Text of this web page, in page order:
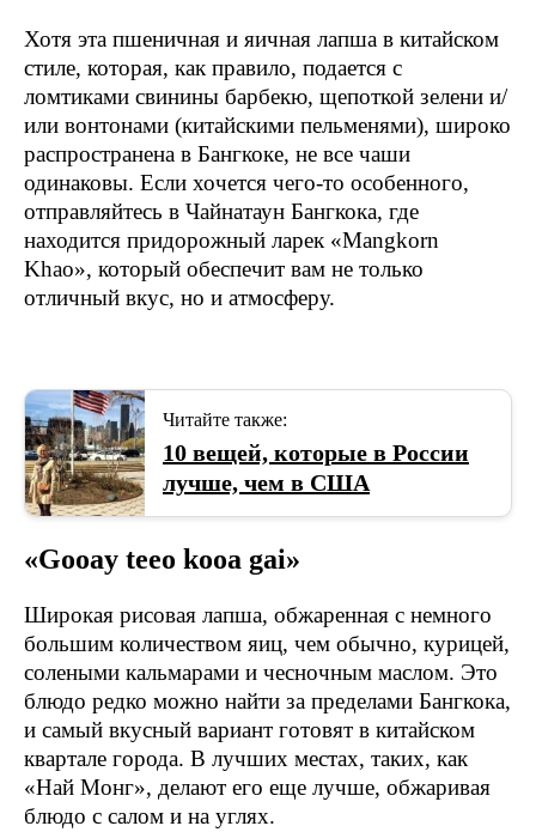
Хотя эта пшеничная и яичная лапша в китайском
стиле, которая, как правило, подается с
ломтиками свинины барбекю, щепоткой зелени и/
или вонтонами (китайскими пельменями), широко
распространена в Бангкоке, не все чаши
одинаковы. Если хочется чего-то особенного,
отправляйтесь в Чайнатаун Бангкока, где
находится придорожный ларек «Mangkorn
Khao», который обеспечит вам не только
отличный вкус, но и атмосферу.
Читайте также:
10 вещей, которые в России
лучше, чем в США
«Gooay teeo kooa gai»
Широкая рисовая лапша, обжаренная с немного
большим количеством яиц, чем обычно, курицей,
солеными кальмарами и чесночным маслом. Это
блюдо редко можно найти за пределами Бангкока,
и самый вкусный вариант готовят в китайском
квартале города. В лучших местах, таких, как
«Най Монг», делают его еще лучше, обжаривая
блюдо с салом и на углях.